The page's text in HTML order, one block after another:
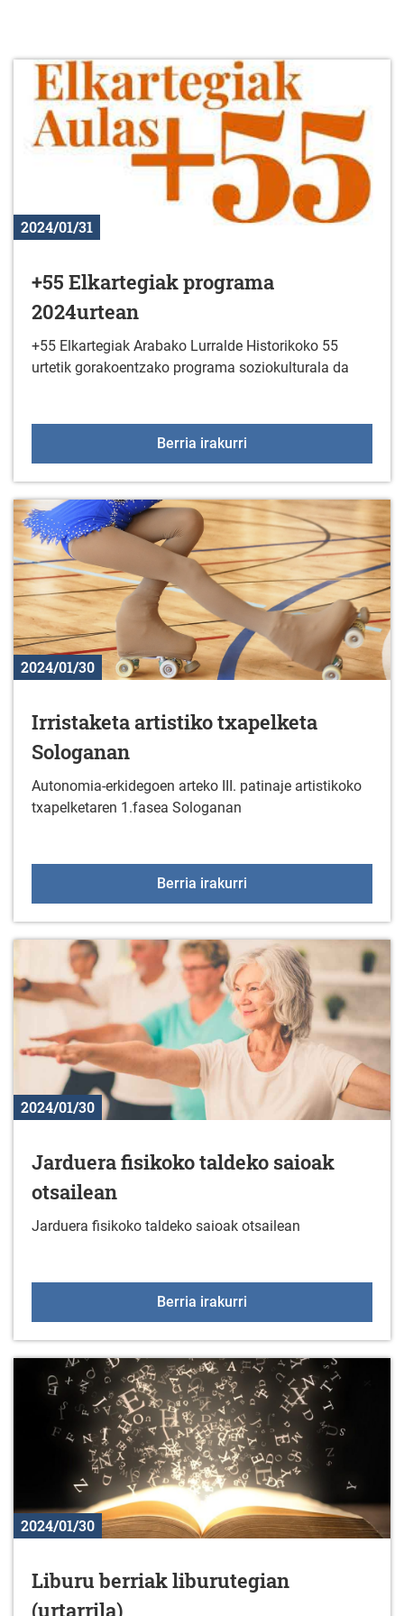
2024/01/31
+55 Elkartegiak programa
2024urtean
+55 Elkartegiak Arabako Lurralde Historikoko 55
urtetik gorakoentzako programa soziokulturala da
Berria irakurri
2024/01/30
Irristaketa artistiko txapelketa
Sologanan
Autonomia-erkidegoen arteko III. patinaje artistikoko
txapelketaren 1.fasea Sologanan
Berria irakurri
2024/01/30
Jarduera fisikoko taldeko saioak
otsailean
Jarduera fisikoko taldeko saioak otsailean
Berria irakurri
2024/01/30
Liburu berriak liburutegian
(urtarrila)